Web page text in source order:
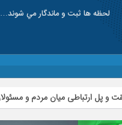
لحظه ها ثبت و ماندگار مي شوند…
میان مردم و مسئولان هستند